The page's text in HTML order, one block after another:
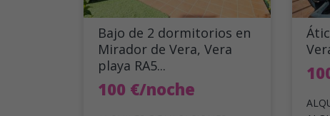
Bajo de 2 dormitorios en
Mirador de Vera, Vera
playa RA5...
100 €/noche